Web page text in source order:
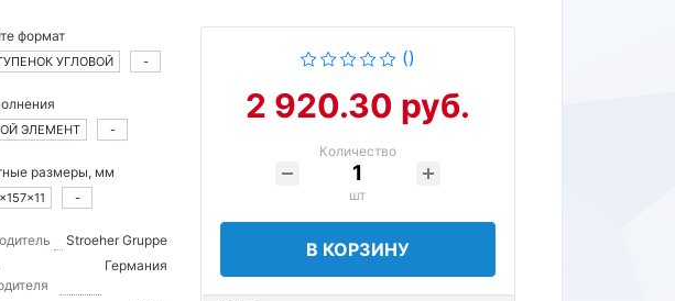
формат
УГЛОВОЙ -
ЭЛЕМЕНТ -
размеры, мм
-
Stroeher Gruppe
Германия
()
2 920.30 руб.
Количество
шт
В КОРЗИНУ